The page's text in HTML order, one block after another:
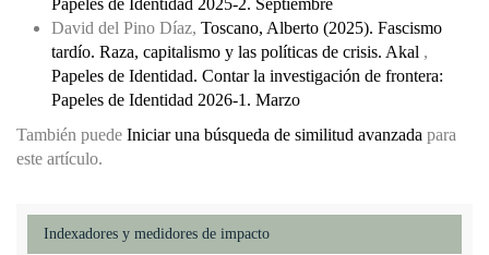
David del Pino Díaz, Toscano, Alberto (2025). Fascismo
tardío. Raza, capitalismo y las políticas de crisis. Akal ,
Papeles de Identidad. Contar la investigación de frontera:
Papeles de Identidad 2026-1. Marzo
También puede Iniciar una búsqueda de similitud avanzada para
este artículo.
Indexadores y medidores de impacto